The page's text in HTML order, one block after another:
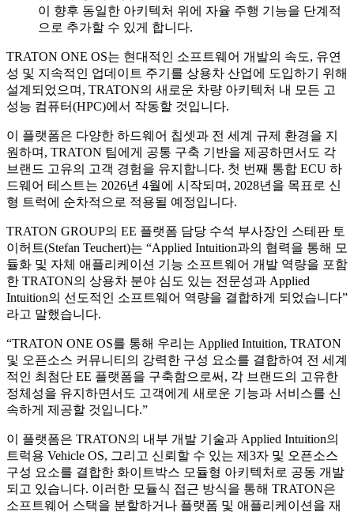
이 향후 동일한 아키텍처 위에 자율 주행 기능을 단계적
으로 추가할 수 있게 합니다.
TRATON ONE OS는 현대적인 소프트웨어 개발의 속도, 유연
성 및 지속적인 업데이트 주기를 상용차 산업에 도입하기 위해
설계되었으며, TRATON의 새로운 차량 아키텍처 내 모든 고
성능 컴퓨터(HPC)에서 작동할 것입니다.
이 플랫폼은 다양한 하드웨어 칩셋과 전 세계 규제 환경을 지
원하며, TRATON 팀에게 공통 구축 기반을 제공하면서도 각
브랜드 고유의 고객 경험을 유지합니다. 첫 번째 통합 ECU 하
드웨어 테스트는 2026년 4월에 시작되며, 2028년을 목표로 신
형 트럭에 순차적으로 적용될 예정입니다.
TRATON GROUP의 EE 플랫폼 담당 수석 부사장인 스테판 토
이허트(Stefan Teuchert)는 “Applied Intuition과의 협력을 통해 모
듈화 및 자체 애플리케이션 기능 소프트웨어 개발 역량을 포함
한 TRATON의 상용차 분야 심도 있는 전문성과 Applied
Intuition의 선도적인 소프트웨어 역량을 결합하게 되었습니다”
라고 말했습니다.
“TRATON ONE OS를 통해 우리는 Applied Intuition, TRATON
및 오픈소스 커뮤니티의 강력한 구성 요소를 결합하여 전 세계
적인 최첨단 EE 플랫폼을 구축함으로써, 각 브랜드의 고유한
정체성을 유지하면서도 고객에게 새로운 기능과 서비스를 신
속하게 제공할 것입니다.”
이 플랫폼은 TRATON의 내부 개발 기술과 Applied Intuition의
트럭용 Vehicle OS, 그리고 신뢰할 수 있는 제3자 및 오픈소스
구성 요소를 결합한 화이트박스 모듈형 아키텍처로 공동 개발
되고 있습니다. 이러한 모듈식 접근 방식을 통해 TRATON은
소프트웨어 스택을 분할하거나 플랫폼 및 애플리케이션을 재